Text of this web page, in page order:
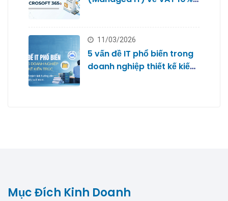
11/03/2026
5 vấn đề IT phổ biến trong
doanh nghiệp thiết kế kiến
Mục Đích Kinh Doanh